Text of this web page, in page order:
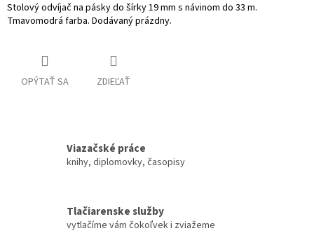
Stolový odvíjač na pásky do šírky 19 mm s návinom do 33 m.
Tmavomodrá farba. Dodávaný prázdny.
OPÝTAŤ SA ZDIEĽAŤ
Viazačské práce
knihy, diplomovky, časopisy
Tlačiarenske služby
vytlačíme vám čokoľvek i zviažeme